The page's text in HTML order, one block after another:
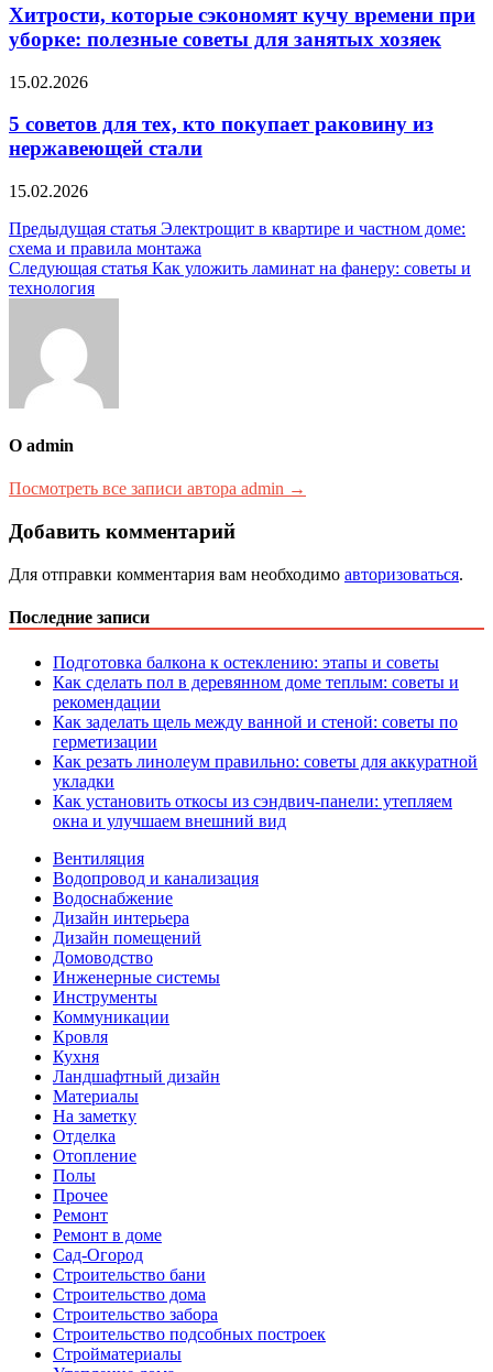
Хитрости, которые сэкономят кучу времени при
уборке: полезные советы для занятых хозяек
15.02.2026
5 советов для тех, кто покупает раковину из
нержавеющей стали
15.02.2026
Навигация
по
записям
Предыдущая статья Электрощит в квартире и частном доме:
схема и правила монтажа
Следующая статья Как уложить ламинат на фанеру: советы и
технология
О admin
Посмотреть все записи автора admin →
Добавить комментарий
Для отправки комментария вам необходимо авторизоваться.
Последние записи
Подготовка балкона к остеклению: этапы и советы
Как сделать пол в деревянном доме теплым: советы и
рекомендации
Как заделать щель между ванной и стеной: советы по
герметизации
Как резать линолеум правильно: советы для аккуратной
укладки
Как установить откосы из сэндвич-панели: утепляем
окна и улучшаем внешний вид
Вентиляция
Водопровод и канализация
Водоснабжение
Дизайн интерьера
Дизайн помещений
Домоводство
Инженерные системы
Инструменты
Коммуникации
Кровля
Кухня
Ландшафтный дизайн
Материалы
На заметку
Отделка
Отопление
Полы
Прочее
Ремонт
Ремонт в доме
Сад-Огород
Строительство бани
Строительство дома
Строительство забора
Строительство подсобных построек
Стройматериалы